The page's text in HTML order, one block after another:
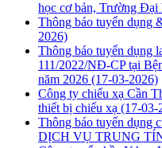
học cơ bản, Trường
Thông báo tuyển dụng
2026)
Thông báo tuyển dụng
111/2022/NĐ-CP tại
năm 2026 (17-03-2026)
Công ty chiếu xạ Cần
thiết bị chiếu xạ (17-03-
Thông báo tuyển
DỊCH VỤ TRUNG